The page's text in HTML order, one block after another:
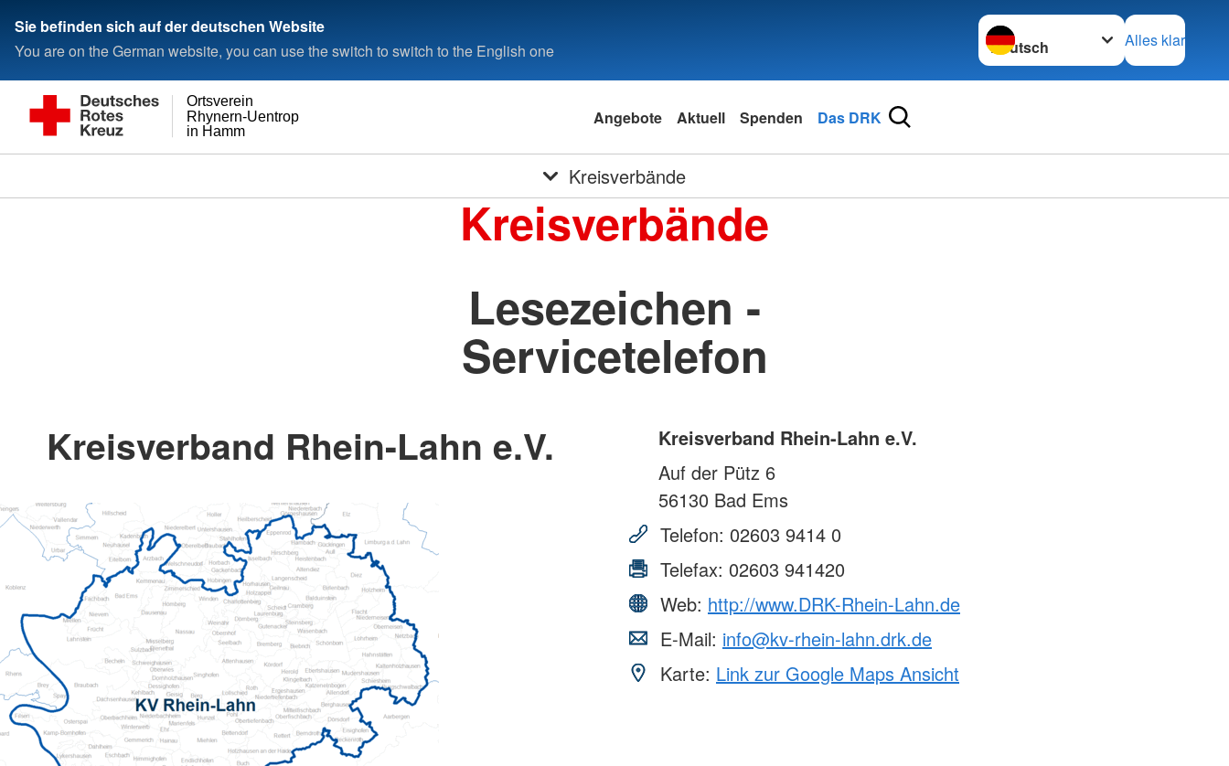
Sie befinden sich auf der deutschen Website
You are on the German website, you can use the switch to switch to the English one
Sprache wechseln zu
Alles klar
in Hamm
Rhynern-Uentrop
Ortsverein
Angebote Aktuell Spenden Das DRK
Kreisverbände
Kreisverbände
Lesezeichen -
Servicetelefon
Kreisverband Rhein-Lahn e.V.
Kreisverband Rhein-Lahn e.V.
Auf der Pütz 6
56130 Bad Ems
Telefon: 02603 9414 0
Telefax: 02603 941420
Web: http://www.DRK-Rhein-Lahn.de
E-Mail: info@kv-rhein-lahn.drk.de
Karte: Link zur Google Maps Ansicht